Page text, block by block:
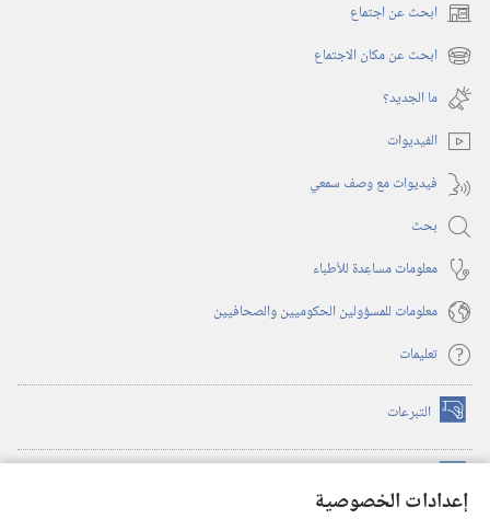
إعدادات الخصوصية
ابحث عن اجتماع (يفتح
نافذة
جديدة)
ابحث عن مكان الاجتماع (يفتح
نافذة
جديدة)
ما الجديد؟‏
الفيديوات
فيديوات مع وصف سمعي
بحث
معلومات مساعِدة للأطباء
معلومات للمسؤولين الحكوميين والصحافيين
تعليمات
التبرعات (يفتح
نافذة
(يفتح
نافذة